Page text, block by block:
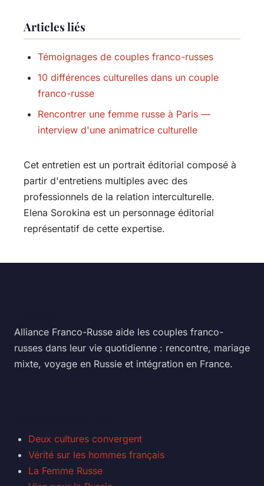
Articles liés
Témoignages de couples franco-russes
10 différences culturelles dans un couple
franco-russe
Rencontrer une femme russe à Paris —
interview d'une animatrice culturelle
Cet entretien est un portrait éditorial composé à
partir d'entretiens multiples avec des
professionnels de la relation interculturelle.
Elena Sorokina est un personnage éditorial
représentatif de cette expertise.
Alliance Franco-Russe aide les couples franco-
russes dans leur vie quotidienne : rencontre, mariage
mixte, voyage en Russie et intégration en France.
Deux cultures convergent
Vérité sur les hommes français
La Femme Russe